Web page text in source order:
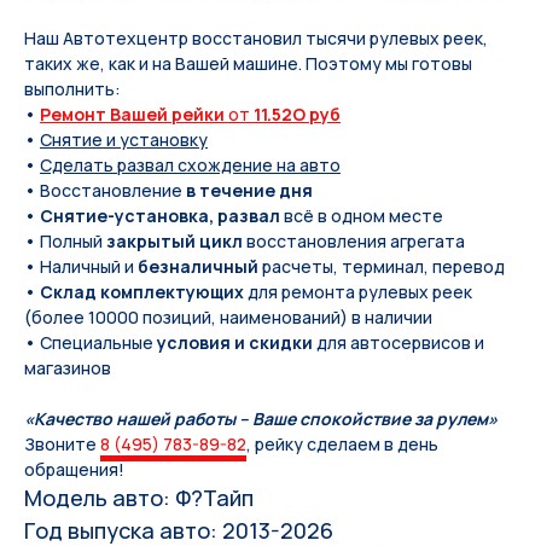
Наш Автотехцентр восстановил тысячи рулевых реек,
таких же, как и на Вашей машине. Поэтому мы готовы
выполнить:
• Ремонт Вашей рейки от 11.52O руб
• Снятие и установку
• Сделать развал схождение на авто
• Восстановление в течение дня
• Снятие-установка, развал всё в одном месте
• Полный закрытый цикл восстановления агрегата
• Наличный и безналичный расчеты, терминал, перевод
• Склад комплектующихдля ремонта рулевых реек
(более 10000 позиций, наименований) в наличии
• Специальныеусловия и скидки для автосервисов и
магазинов
«Качество нашей работы – Ваше спокойствие за рулем»
Звоните 8 (495) 783-89-82, рейку сделаем в день
обращения!
Модель авто: Ф?Тайп
Год выпуска авто: 2013-2026